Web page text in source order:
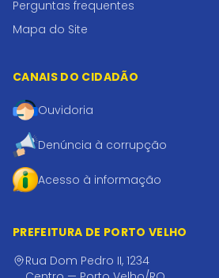
Perguntas frequentes
Mapa do Site
CANAIS DO CIDADÃO
Ouvidoria
Denúncia à corrupção
Acesso à informação
PREFEITURA DE PORTO VELHO
Rua Dom Pedro II, 1234